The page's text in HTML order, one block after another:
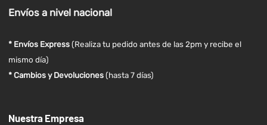
Envíosa nivel nacional
* Envíos Express(Realiza tu pedido antes de las 2pm y recibe el
mismo día)
* Cambios y Devoluciones (hasta 7 días)
Nuestra Empresa